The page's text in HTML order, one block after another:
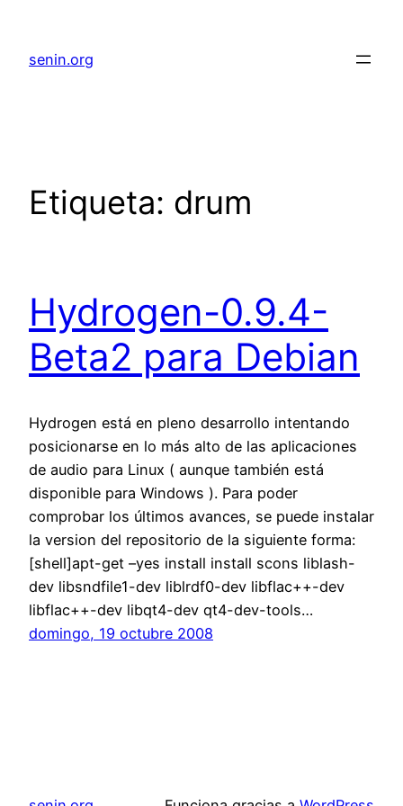
senin.org
Etiqueta: drum
Hydrogen-0.9.4-
Beta2 para Debian
Hydrogen está en pleno desarrollo intentando
posicionarse en lo más alto de las aplicaciones
de audio para Linux ( aunque también está
disponible para Windows ). Para poder
comprobar los últimos avances, se puede instalar
la version del repositorio de la siguiente forma:
[shell]apt-get –yes install install scons liblash-
dev libsndfile1-dev liblrdf0-dev libflac++-dev
libflac++-dev libqt4-dev qt4-dev-tools…
domingo, 19 octubre 2008